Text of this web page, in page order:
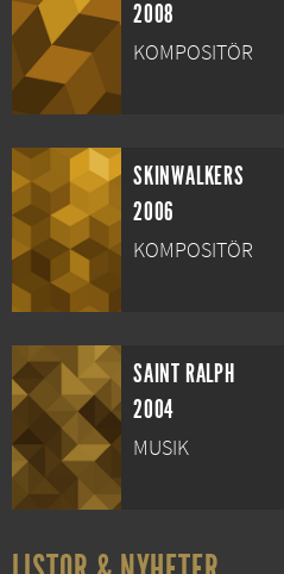
2008
KOMPOSITÖR
SKINWALKERS
2006
KOMPOSITÖR
SAINT RALPH
2004
MUSIK